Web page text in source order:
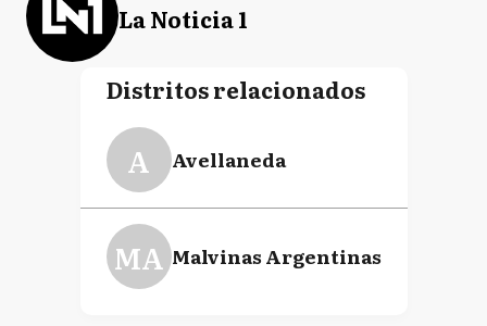
La Noticia 1
Distritos relacionados
A Avellaneda
MA Malvinas Argentinas